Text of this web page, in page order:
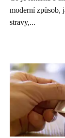
moderní způsob,
stravy,...